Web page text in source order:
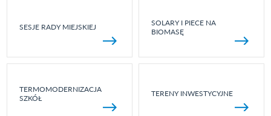
SESJE RADY MIEJSKIEJ
SOLARY I PIECE NA
BIOMASĘ
TERMOMODERNIZACJA
SZKÓŁ
TERENY INWESTYCYJNE